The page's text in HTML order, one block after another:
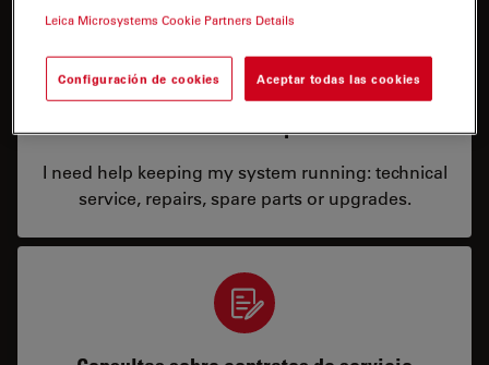
Service & Repair
I need help keeping my system running: technical
service, repairs, spare parts or upgrades.
Leica Microsystems Cookie Partners Details
Configuración de cookies Aceptar todas las cookies